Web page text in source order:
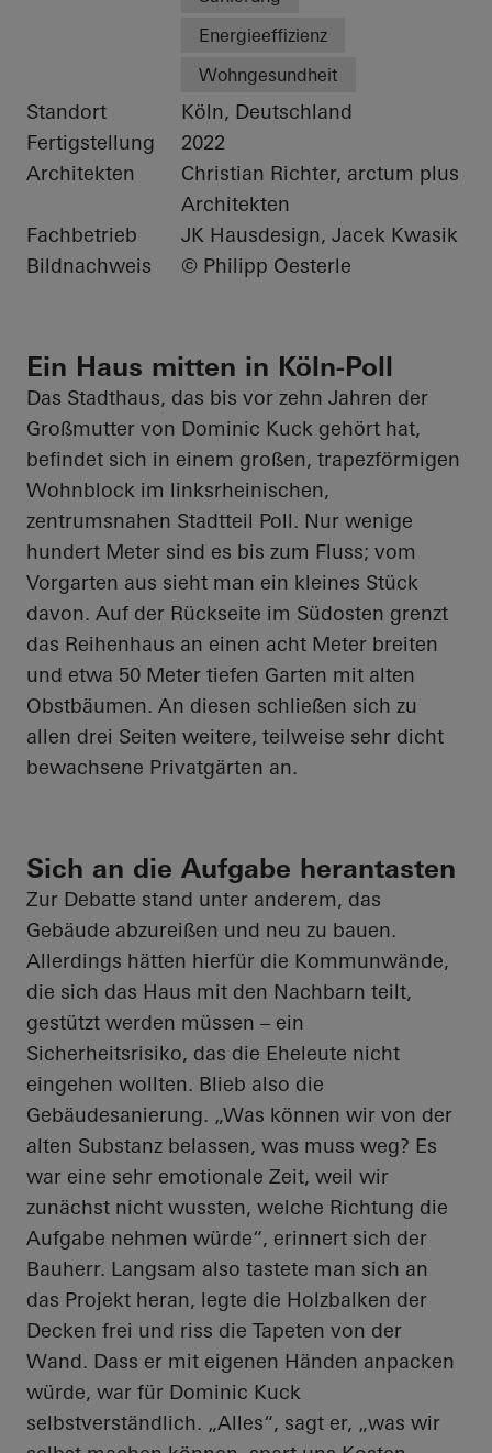
Energieeffizienz
Wohngesundheit
Standort
Köln, Deutschland
Fertigstellung
2022
Architekten
Christian Richter, arctum plus
Architekten
Fachbetrieb
JK Hausdesign, Jacek Kwasik
Bildnachweis
© Philipp Oesterle
Ein Haus mitten in Köln-Poll
Das Stadthaus, das bis vor zehn Jahren der
Großmutter von Dominic Kuck gehört hat,
befindet sich in einem großen, trapezförmigen
Wohnblock im linksrheinischen,
zentrumsnahen Stadtteil Poll. Nur wenige
hundert Meter sind es bis zum Fluss; vom
Vorgarten aus sieht man ein kleines Stück
davon. Auf der Rückseite im Südosten grenzt
das Reihenhaus an einen acht Meter breiten
und etwa 50 Meter tiefen Garten mit alten
Obstbäumen. An diesen schließen sich zu
allen drei Seiten weitere, teilweise sehr dicht
bewachsene Privatgärten an.
Sich an die Aufgabe herantasten
Zur Debatte stand unter anderem, das
Gebäude abzureißen und neu zu bauen.
Allerdings hätten hierfür die Kommunwände,
die sich das Haus mit den Nachbarn teilt,
gestützt werden müssen – ein
Sicherheitsrisiko, das die Eheleute nicht
eingehen wollten. Blieb also die
Gebäudesanierung. „Was können wir von der
alten Substanz belassen, was muss weg? Es
war eine sehr emotionale Zeit, weil wir
zunächst nicht wussten, welche Richtung die
Aufgabe nehmen würde“, erinnert sich der
Bauherr. Langsam also tastete man sich an
das Projekt heran, legte die Holzbalken der
Decken frei und riss die Tapeten von der
Wand. Dass er mit eigenen Händen anpacken
würde, war für Dominic Kuck
selbstverständlich. „Alles“, sagt er, „was wir